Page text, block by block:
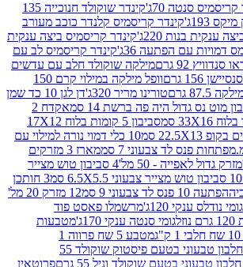
70ג'
קינדר שוקולד חנוכייה 135
קינדר קריסמיס קלנדר כוכב מעורב
קינדר קריסמיס ביצה ענקית
36ג'
קינדר קריסמיס לב עם
מילקה שוקולד חלב עם עדשים
וופל מילקה במילוי קרם 150
טורינו מריר 320ג'
דן לגן 10 כד שמן
היה פה ברשת 14 סמ
אקדח 2
סביבון 5 קומות בלוח 17X12
10 כלי דמוי נורה למילוי עם
מארז 3 מזרקים
- 50 מל'
4 סביבון טוש מצייר
3 חותכן
12 מזרק 20 מל'
מרשמלו פאסט פוד
גומי סנטה ענקי 170ג'
מטבעות
מטבע 5 שח פרווה 1
פרוטאין פרו-חטיף חלבון טבעוני בטעם פיסטוק שוקולד 55
שוקולד וניל 55 גרם
פרוטאין